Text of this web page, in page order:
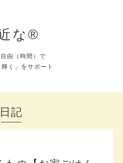
な®︎
由（時間）で
輝く」をサポート
日記